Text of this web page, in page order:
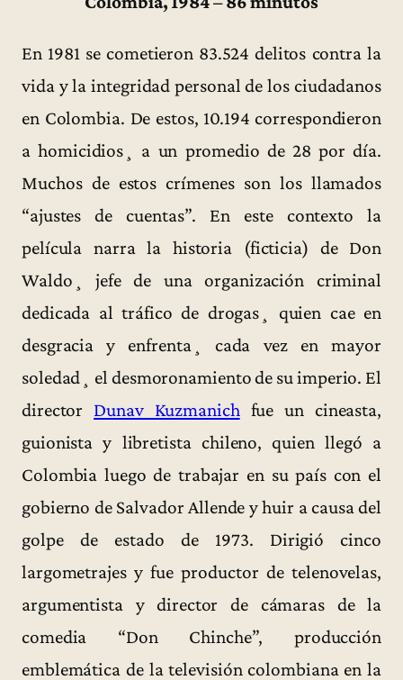
En 1981 se cometieron 83.524 delitos contra la
vida y la integridad personal de los ciudadanos
en Colombia. De estos, 10.194 correspondieron
a homicidios¸ a un promedio de 28 por día.
Muchos de estos crímenes son los llamados
“ajustes de cuentas”. En este contexto la
película narra la historia (ficticia) de Don
Waldo¸ jefe de una organización criminal
dedicada al tráfico de drogas¸ quien cae en
desgracia y enfrenta¸ cada vez en mayor
soledad¸ el desmoronamiento de su imperio. El
director Dunav Kuzmanich fue un cineasta,
guionista y libretista chileno, quien llegó a
Colombia luego de trabajar en su país con el
gobierno de Salvador Allende y huir a causa del
golpe de estado de 1973. Dirigió cinco
largometrajes y fue productor de telenovelas,
argumentista y director de cámaras de la
comedia “Don Chinche”, producción
emblemática de la televisión colombiana en la